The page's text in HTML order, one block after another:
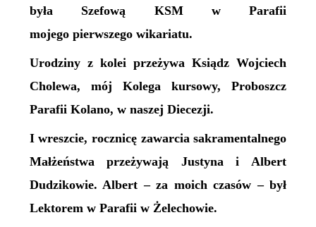
była Szefową KSM w Parafii
mojego pierwszego wikariatu.
Urodziny z kolei przeżywa Ksiądz Wojciech
Cholewa, mój Kolega kursowy, Proboszcz
Parafii Kolano, w naszej Diecezji.
I wreszcie, rocznicę zawarcia sakramentalnego
Małżeństwa przeżywają Justyna i Albert
Dudzikowie. Albert – za moich czasów – był
Lektorem w Parafii w Żelechowie.